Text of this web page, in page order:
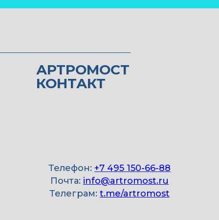
АРТРОМОСТ
КОНТАКТ
Телефон: +7 495 150-66-88
Почта: info@artromost.ru
Телеграм: t.me/artromost